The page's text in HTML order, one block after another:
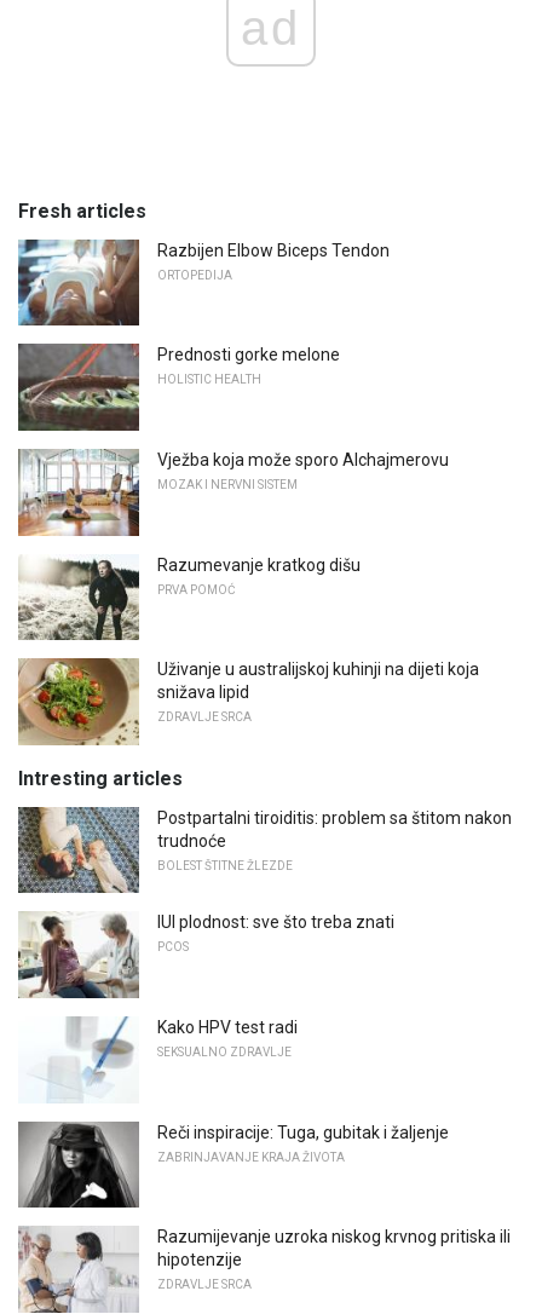
ad
Fresh articles
Razbijen Elbow Biceps Tendon
ORTOPEDIJA
Prednosti gorke melone
HOLISTIC HEALTH
Vježba koja može sporo Alchajmerovu
MOZAK I NERVNI SISTEM
Razumevanje kratkog dišu
PRVA POMOĆ
Uživanje u australijskoj kuhinji na dijeti koja
snižava lipid
ZDRAVLJE SRCA
Intresting articles
Postpartalni tiroiditis: problem sa štitom nakon
trudnoće
BOLEST ŠTITNE ŽLEZDE
IUI plodnost: sve što treba znati
PCOS
Kako HPV test radi
SEKSUALNO ZDRAVLJE
Reči inspiracije: Tuga, gubitak i žaljenje
ZABRINJAVANJE KRAJA ŽIVOTA
Razumijevanje uzroka niskog krvnog pritiska ili
hipotenzije
ZDRAVLJE SRCA